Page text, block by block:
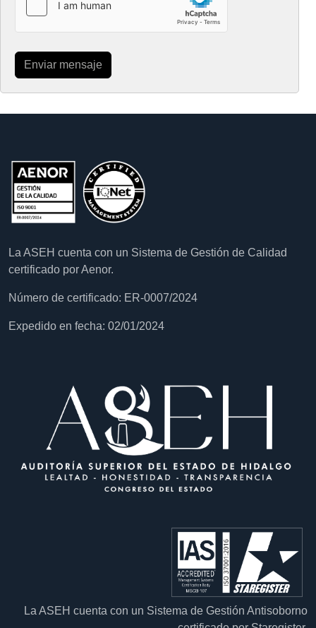
Enviar mensaje
La ASEH cuenta con un Sistema de Gestión de Calidad
certificado por Aenor.
Número de certificado: ER-0007/2024
Expedido en fecha: 02/01/2024
La ASEH cuenta con un Sistema de Gestión Antisoborno